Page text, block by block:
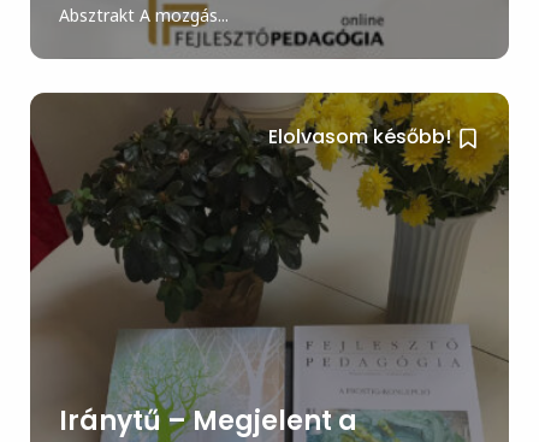
Absztrakt A mozgás...
Elolvasom később!
Iránytű – Megjelent a